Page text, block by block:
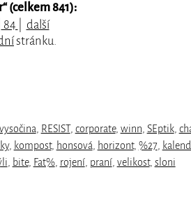
“ (celkem 841):
84
další
stránku.
vysočina RESIST, corporate, winn SEptik,
, kompost, honsová horizont, %27,
bite, Fat%, rojení, praní, velikost, sloni